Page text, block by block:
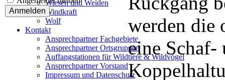
Wiesen und Weiden
Windkraft
Wolf
Kontakt
Ansprechpartner Fachgebiete
Ansprechpartner Ortsgruppen
Auffangstationen für Wildtiere & Wildvögel
Ansprechpartner Vorstand
Impressum und Datenschutz
werden die
eine Schaf-